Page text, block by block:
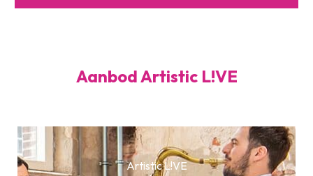
Aanbod Artistic L!VE
Artistic L!VE